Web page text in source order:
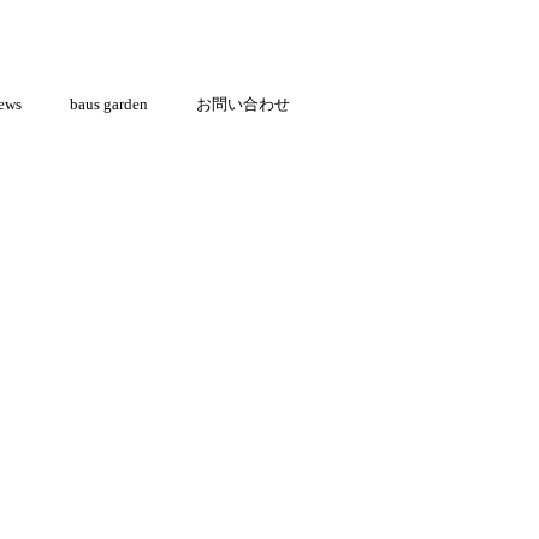
baus garden お問い合わせ